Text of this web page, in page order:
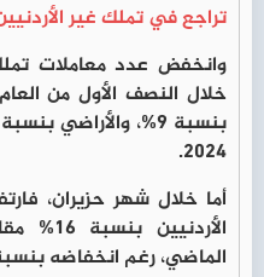
تراجع في تملك غير
خلال النصف الأول من
2024.
أما خلال شهر حزيران،
الماضي، رغم انخفاضه بنسبة 29% عن شهر